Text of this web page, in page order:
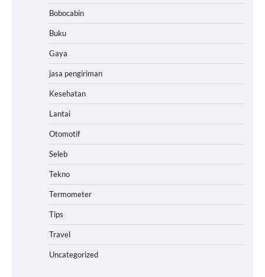
Bobocabin
Buku
Gaya
jasa pengiriman
Kesehatan
Lantai
Otomotif
Seleb
Tekno
Termometer
Tips
Travel
Uncategorized